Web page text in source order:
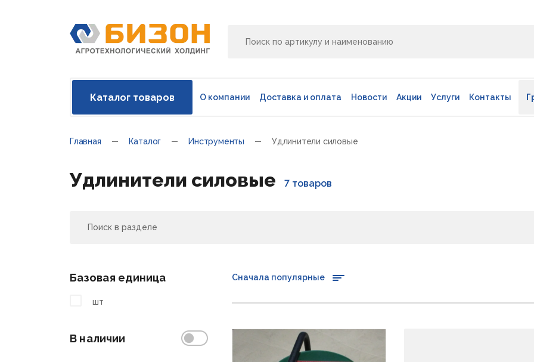
Каталог товаров О компании Доставка и оплата Новости Акции Услуги Контакты
Главная Каталог Инструменты Удлинители силовые
Удлинители силовые 7 товаров
Базовая единица
шт
В наличии
Сначала популярные